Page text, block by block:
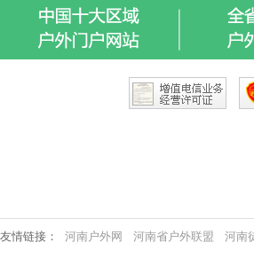
友情链接： 河南户外网 河南省户外联盟 河南